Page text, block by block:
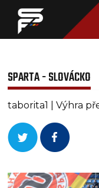
SPARTA - SLOVÁCKO
taborita1 | Výhra